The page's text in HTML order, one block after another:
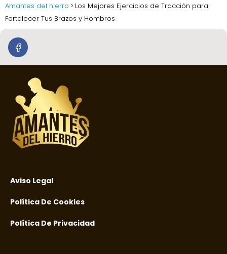
Amantes del hierro
Los Mejores Ejercicios de Tracción para
Fortalecer Tus Brazos y Hombros
Aviso Legal
Política De Cookies
Política De Privacidad